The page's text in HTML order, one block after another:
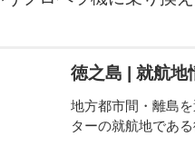
徳之島 | 就航地
地方都市間・離島
ターの就航地であ